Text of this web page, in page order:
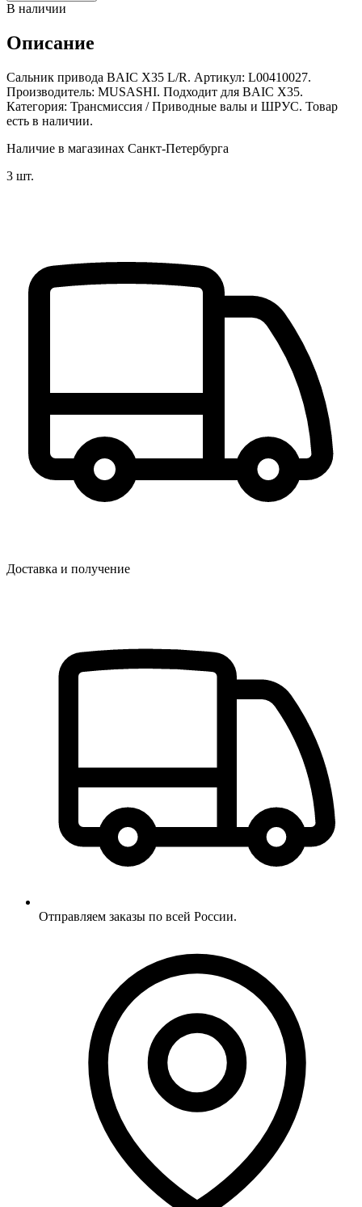
В наличии
Описание
Сальник привода BAIC X35 L/R. Артикул: L00410027.
Производитель: MUSASHI. Подходит для BAIC X35.
Категория: Трансмиссия / Приводные валы и ШРУС. Товар
есть в наличии.
Наличие в магазинах Санкт-Петербурга
3 шт.
Доставка и получение
Отправляем заказы по всей России.